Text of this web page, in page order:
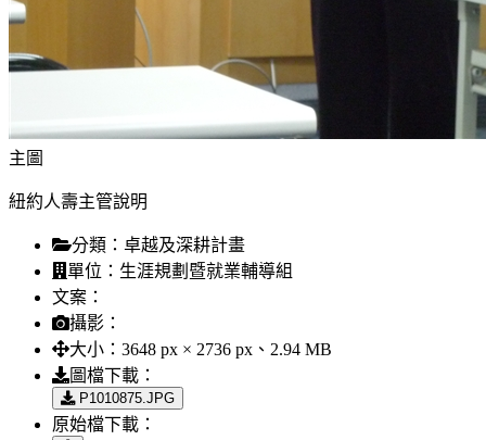
主圖
紐約人壽主管說明
分類： 卓越及深耕計畫
單位： 生涯規劃暨就業輔導組
文案：
攝影：
大小： 3648 px × 2736 px、2.94 MB
圖檔下載：
P1010875.JPG
原始檔下載：